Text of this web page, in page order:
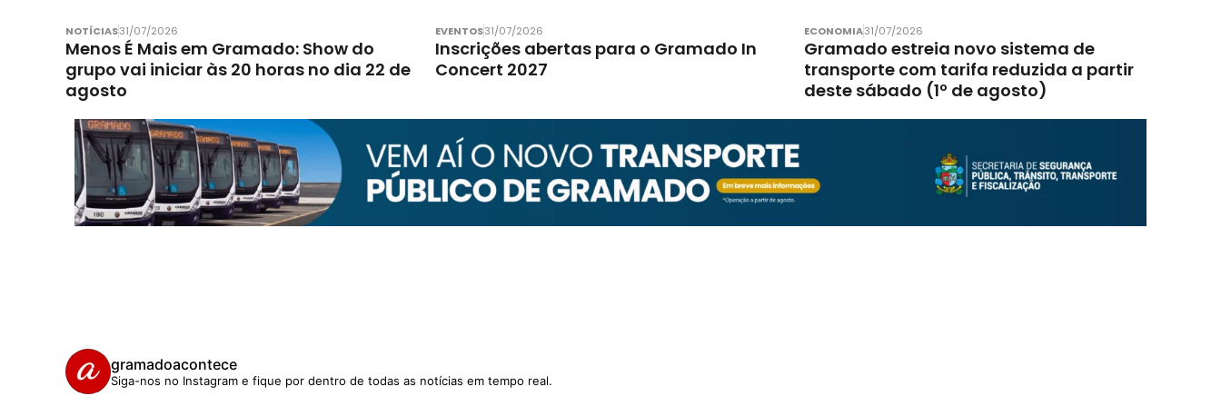
NOTÍCIAS31/07/2026
Menos É Mais em Gramado: Show do
grupo vai iniciar às 20 horas no dia 22 de
agosto
EVENTOS31/07/2026
Inscrições abertas para o Gramado In
Concert 2027
ECONOMIA31/07/2026
Gramado estreia novo sistema de
transporte com tarifa reduzida a partir
deste sábado (1º de agosto)
gramadoacontece
Siga-nos no Instagram e fique por dentro de todas as notícias em tempo real.